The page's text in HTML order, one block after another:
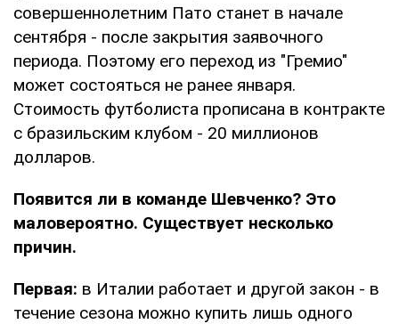
совершеннолетним Пато станет в начале
сентября - после закрытия заявочного
периода. Поэтому его переход из "Гремио"
может состояться не ранее января.
Стоимость футболиста прописана в контракте
с бразильским клубом - 20 миллионов
долларов.
Появится ли в команде Шевченко? Это
маловероятно. Существует несколько
причин.
Первая: в Италии работает и другой закон - в
течение сезона можно купить лишь одного